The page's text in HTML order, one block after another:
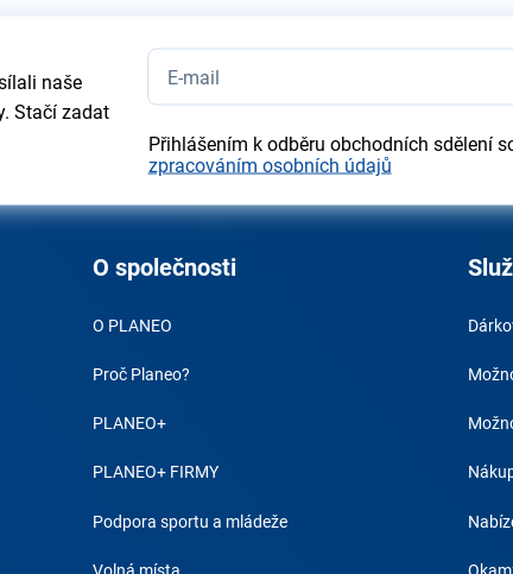
naše
Stačí zadat
Přihlášením k odběru obchodních sdělení
zpracováním osobních údajů
O společnosti
O PLANEO
Proč Planeo?
PLANEO+
PLANEO+ FIRMY
Podpora sportu a mládeže